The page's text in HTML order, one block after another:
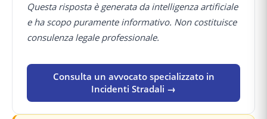
Questa risposta è generata da intelligenza artificiale
e ha scopo puramente informativo. Non costituisce
consulenza legale professionale.
Consulta un avvocato specializzato in
Incidenti Stradali →